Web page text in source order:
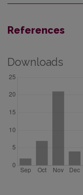
References
Downloads